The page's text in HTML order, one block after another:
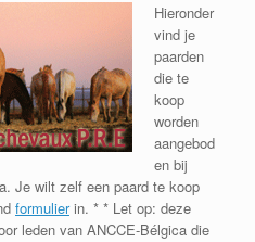
Hieronder
vind je
paarden
die te
koop
worden
aangebod
en bij
Je wilt zelf een paard te koop
formulierin. * * Let op: deze
leden van ANCCE-Bélgica die